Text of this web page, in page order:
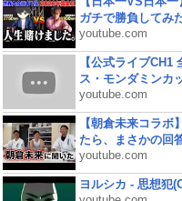
ガチで勝負してみ
youtube.com
【公式ライブCH1
ス・モンダミンカ
youtube.com
【朝倉未来コラ
たら、まさかの回
youtube.com
ヨルシカ - 思想犯